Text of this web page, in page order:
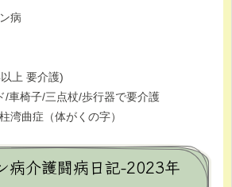
病
上 要介護)
/車椅子/三点杖/歩行器で要介護
湾曲症（体がくの字）
病介護闘病日記-2023年